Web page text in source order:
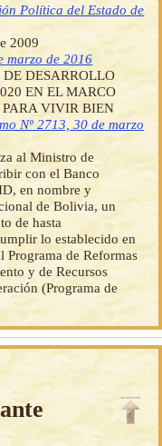
Política del Estado de
2009
marzo de 2016
DESARROLLO
EN EL MARCO
VIVIR BIEN
Nº 2713, 30 de marzo
al Ministro de
con el Banco
en nombre y
de Bolivia, un
de hasta
lo establecido en
Programa de Reformas
y de Recursos
(Programa de